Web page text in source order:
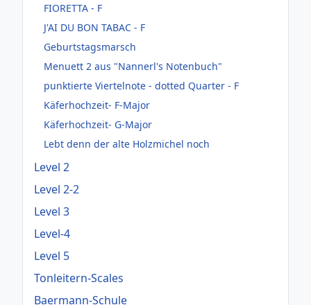
FIORETTA - F
J'AI DU BON TABAC - F
Geburtstagsmarsch
Menuett 2 aus "Nannerl's Notenbuch"
punktierte Viertelnote - dotted Quarter - F
Käferhochzeit- F-Major
Käferhochzeit- G-Major
Lebt denn der alte Holzmichel noch
Level 2
Level 2-2
Level 3
Level-4
Level 5
Tonleitern-Scales
Baermann-Schule